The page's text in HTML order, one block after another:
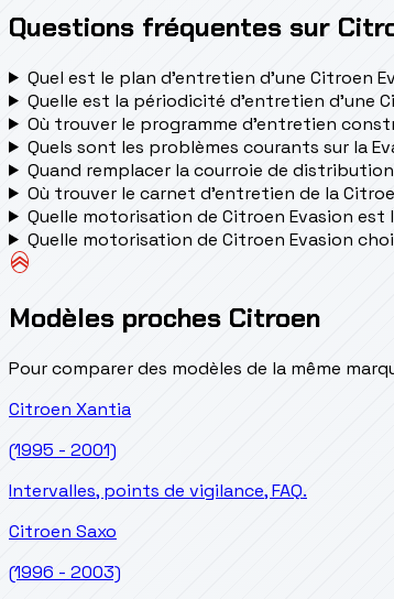
Questions fréquentes sur
Quel est le plan d’entretien d’une Citroen
Quelle est la périodicité d’entretien d’une
Où trouver le programme d’entretien
Quels sont les problèmes courants sur la
Quand remplacer la courroie de distribution
Où trouver le carnet d'entretien de la
Quelle motorisation de Citroen Evasion est
Quelle motorisation de Citroen Evasion
Modèles proches Citroen
Pour comparer des modèles de la même
Citroen Xantia
(1995 - 2001)
Intervalles, points de vigilance, FAQ.
Citroen Saxo
(1996 - 2003)